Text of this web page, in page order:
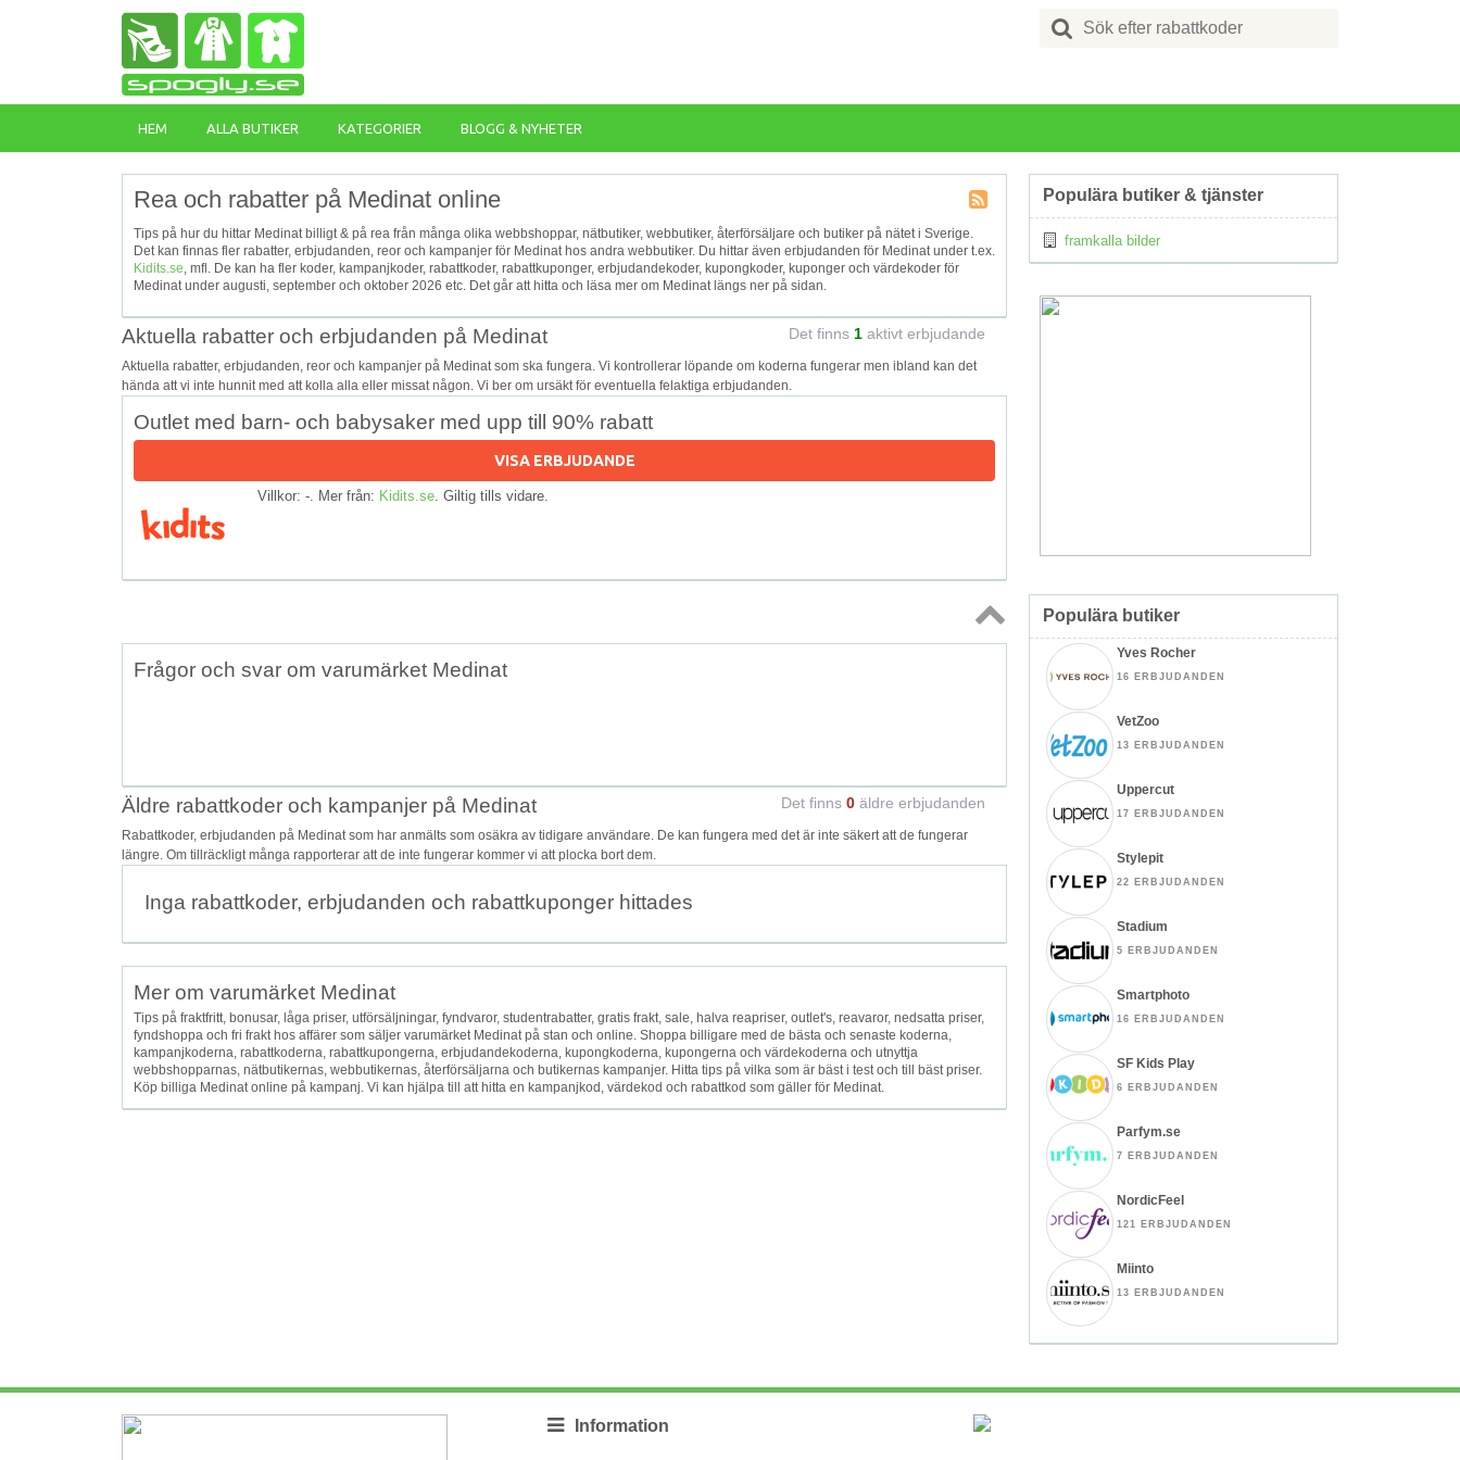
Search
for:
HEM ALLA BUTIKER KATEGORIER BLOGG & NYHETER
Tagg
Rea och rabatter på Medinat online
Tips på hur du hittar Medinat billigt & på rea från många olika webbshoppar, nätbutiker, webbutiker, återförsäljare och butiker på nätet i Sverige.
Det kan finnas fler rabatter, erbjudanden, reor och kampanjer för Medinat hos andra webbutiker. Du hittar även erbjudanden för Medinat under t.ex.
Kidits.se, mfl. De kan ha fler koder, kampanjkoder, rabattkoder, rabattkuponger, erbjudandekoder, kupongkoder, kuponger och värdekoder för
Medinat under augusti, september och oktober 2026 etc. Det går att hitta och läsa mer om Medinat längs ner på sidan.
Aktuella rabatter och erbjudanden på Medinat Det finns 1 aktivt erbjudande
Aktuella rabatter, erbjudanden, reor och kampanjer på Medinat som ska fungera. Vi kontrollerar löpande om koderna fungerar men ibland kan det
hända att vi inte hunnit med att kolla alla eller missat någon. Vi ber om ursäkt för eventuella felaktiga erbjudanden.
Outlet med barn- och babysaker med upp till 90% rabatt
VISA ERBJUDANDE
Villkor: -. Mer från: Kidits.se . Giltig tills vidare.
Topp
Frågor och svar om varumärket Medinat
Äldre rabattkoder och kampanjer på Medinat Det finns 0 äldre erbjudanden
Rabattkoder, erbjudanden på Medinat som har anmälts som osäkra av tidigare användare. De kan fungera med det är inte säkert att de fungerar
längre. Om tillräckligt många rapporterar att de inte fungerar kommer vi att plocka bort dem.
Inga rabattkoder, erbjudanden och rabattkuponger hittades
Mer om varumärket Medinat
Tips på fraktfritt, bonusar, låga priser, utförsäljningar, fyndvaror, studentrabatter, gratis frakt, sale, halva reapriser, outlet's, reavaror, nedsatta priser,
fyndshoppa och fri frakt hos affärer som säljer varumärket Medinat på stan och online. Shoppa billigare med de bästa och senaste koderna,
kampanjkoderna, rabattkoderna, rabattkupongerna, erbjudandekoderna, kupongkoderna, kupongerna och värdekoderna och utnyttja
webbshopparnas, nätbutikernas, webbutikernas, återförsäljarna och butikernas kampanjer. Hitta tips på vilka som är bäst i test och till bäst priser.
Köp billiga Medinat online på kampanj. Vi kan hjälpa till att hitta en kampanjkod, värdekod och rabattkod som gäller för Medinat.
Populära butiker & tjänster
framkalla bilder
Populära butiker
Yves Rocher
16 ERBJUDANDEN
VetZoo
13 ERBJUDANDEN
Uppercut
17 ERBJUDANDEN
Stylepit
22 ERBJUDANDEN
Stadium
5 ERBJUDANDEN
Smartphoto
16 ERBJUDANDEN
SF Kids Play
6 ERBJUDANDEN
Parfym.se
7 ERBJUDANDEN
NordicFeel
121 ERBJUDANDEN
Miinto
13 ERBJUDANDEN
Information